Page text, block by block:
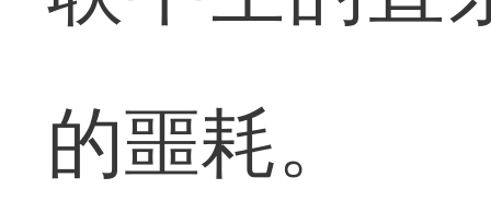
的噩耗。